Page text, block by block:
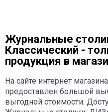
Журнальные
Классический -
продукция в
На сайте интернет
предоставлен большой
выгодной стоимости.